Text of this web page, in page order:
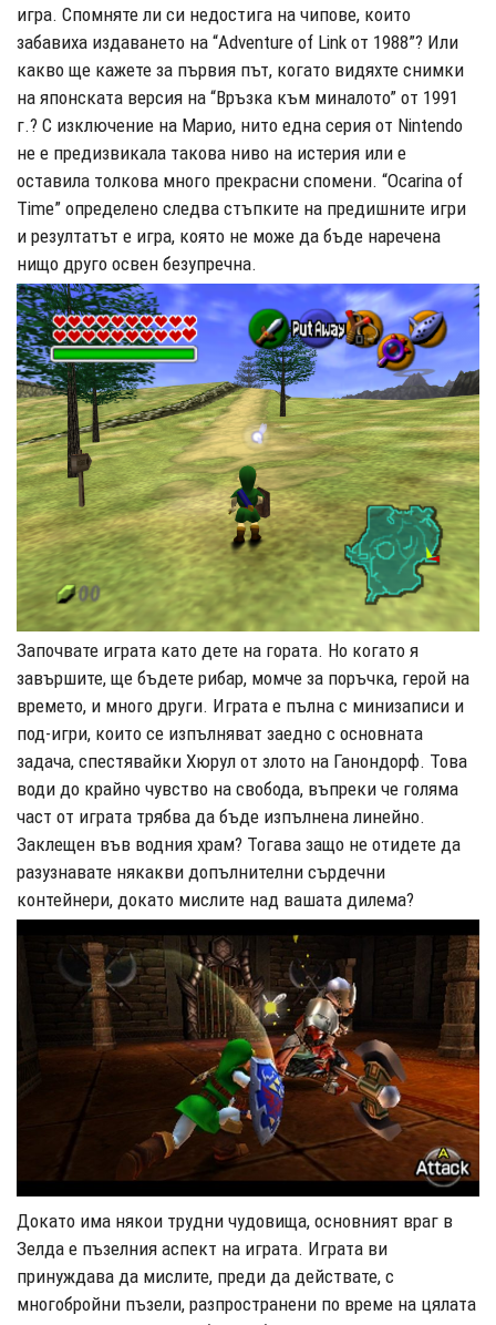
игра. Спомняте ли си недостига на чипове, които
забавиха издаването на “Adventure of Link от 1988”? Или
какво ще кажете за първия път, когато видяхте снимки
на японската версия на “Връзка към миналото” от 1991
г.? С изключение на Марио, нито една серия от Nintendo
не е предизвикала такова ниво на истерия или е
оставила толкова много прекрасни спомени. “Ocarina of
Time” определено следва стъпките на предишните игри
и резултатът е игра, която не може да бъде наречена
нищо друго освен безупречна.
Започвате играта като дете на гората. Но когато я
завършите, ще бъдете рибар, момче за поръчка, герой на
времето, и много други. Играта е пълна с минизаписи и
под-игри, които се изпълняват заедно с основната
задача, спестявайки Хюрул от злото на Ганондорф. Това
води до крайно чувство на свобода, въпреки че голяма
част от играта трябва да бъде изпълнена линейно.
Заклещен във водния храм? Тогава защо не отидете да
разузнавате някакви допълнителни сърдечни
контейнери, докато мислите над вашата дилема?
Докато има някои трудни чудовища, основният враг в
Зелда е пъзелния аспект на играта. Играта ви
принуждава да мислите, преди да действате, с
многобройни пъзели, разпространени по време на цялата